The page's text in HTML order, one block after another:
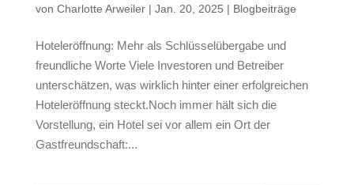
von Charlotte Arweiler| Jan. 20, 2025 | Blogbeiträge
Hoteleröffnung: Mehr als Schlüsselübergabe und
freundliche Worte Viele Investoren und Betreiber
unterschätzen, was wirklich hinter einer erfolgreichen
Hoteleröffnung steckt.Noch immer hält sich die
Vorstellung, ein Hotel sei vor allem ein Ort der
Gastfreundschaft:...